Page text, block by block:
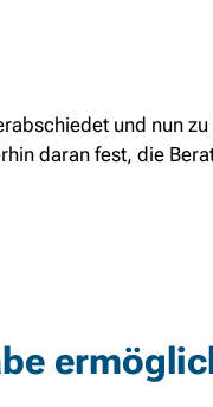
und nun
daran fest, die